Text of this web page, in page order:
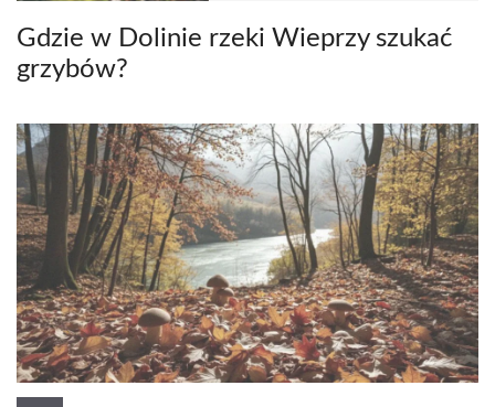
Gdzie w Dolinie rzeki Wieprzy szukać
grzybów?